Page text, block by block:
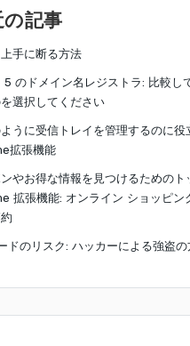
の記事
手に断る方法
5 のドメイン名レジストラ: 比較し
選択してください
うに受信トレイを管理するのに役
拡張機能
やお得な情報を見つけるためのト
拡張機能: オンライン ショッピン
ドのリスク: ハッカーによる強盗の